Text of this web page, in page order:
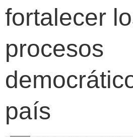
fortalecer
procesos
país